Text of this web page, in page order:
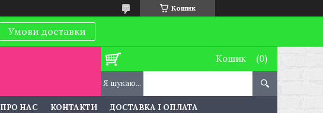
Кошик
Умови доставки
Кошик
ПРО НАС КОНТАКТИ ДОСТАВКА І ОПЛАТА